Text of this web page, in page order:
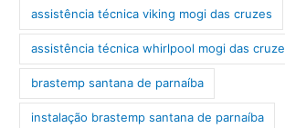
assistência técnica viking mogi das cruzes
assistência técnica whirlpool mogi das
brastemp santana de parnaíba
instalação brastemp santana de parnaíba